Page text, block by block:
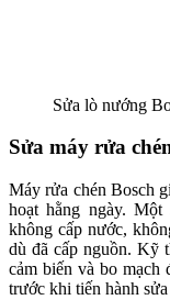
Sửa lò nướng
Sửa máy rửa
Máy rửa chén Bosch
hoạt hằng ngày.
không cấp nước,
dù đã cấp nguồn. Kỹ
cảm biến và bo mạch
trước khi tiến hành